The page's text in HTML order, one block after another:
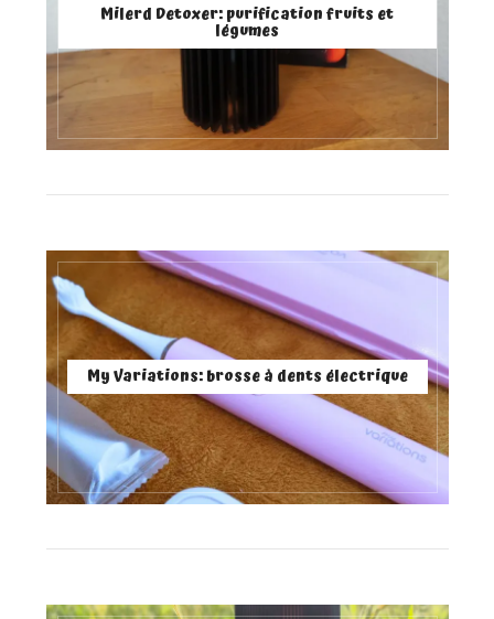
Milerd Detoxer: purification fruits et
légumes
My Variations: brosse à dents électrique